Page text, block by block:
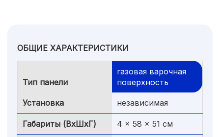
ОБЩИЕ ХАРАКТЕРИСТИКИ
Тип панели
газовая варочная
поверхность
Установка независимая
Габариты (ВхШхГ) 4 x 58 x 51 см